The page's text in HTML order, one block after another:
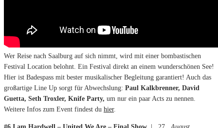
Wer Reise nach Saalburg auf sich nimmt, wird mit einer bombastischen
Festival Location belohnt. Ein Festival direkt an einem wunderschönen See!
Hier ist Badespass mit bester musikalischer Begleitung garantiert! Auch das
großartige Line Up sorgt für Abwechslung: Paul Kalkbrenner, David
Guetta, Seth Troxler, Knife Party, um nur ein paar Acts zu nennen.
Weitere Infos zum Event findest du hier.